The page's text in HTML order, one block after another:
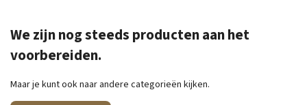
We zijn nog steeds producten aan het
voorbereiden.
Maar je kunt ook naar andere categorieën kijken.